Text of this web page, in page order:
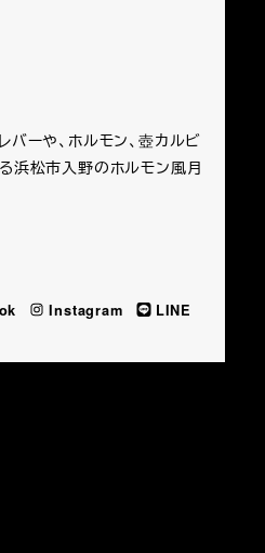
ーや、ホルモン、壺カルビ
浜松市入野のホルモン風月
Instagram LINE